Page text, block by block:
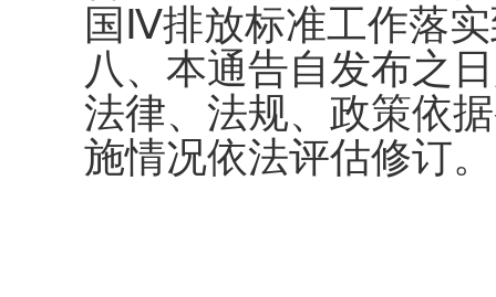
国Ⅳ排放标准工作落
八、本通告自发布之
法律、法规、政策依
施情况依法评估修订。